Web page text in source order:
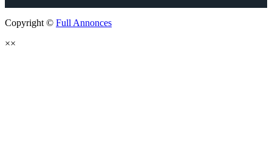
Copyright © Full Annonces
××